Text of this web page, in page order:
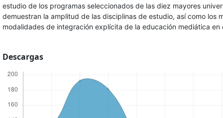
estudio de los programas seleccionados de las diez mayores
demuestran la amplitud de las disciplinas de estudio, así como los
modalidades de integración explícita de la educación mediática en
Descargas